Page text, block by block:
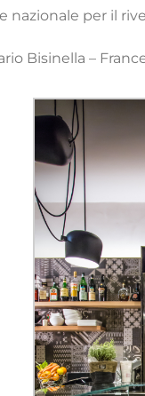
nazionale per il
Bisinella –